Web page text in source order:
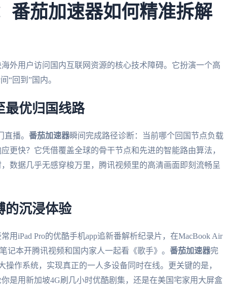
番茄加速器如何精准拆解
外用户访问国内互联网资源的核心技术障碍。它扮演一个高
“回到”国内。
最优归国线路
播。 番茄加速器瞬间完成路径诊断：当前哪个回国节点负载
更快？它凭借覆盖全球的骨干节点和先进的智能路由算法，
数据几乎无感穿梭万里，腾讯视频里的高清画面即刻流畅呈
的沉浸体验
用iPad Pro的优酷手机app追新番解析纪录片，在MacBook Air
记本开腾讯视频和国内家人一起看《歌手》。 番茄加速器完
操作系统，实现真正的一人多设备同时在线。更关键的是，
是用新加坡4G刷几小时优酷剧集，还是在美国宅家用大屏盒